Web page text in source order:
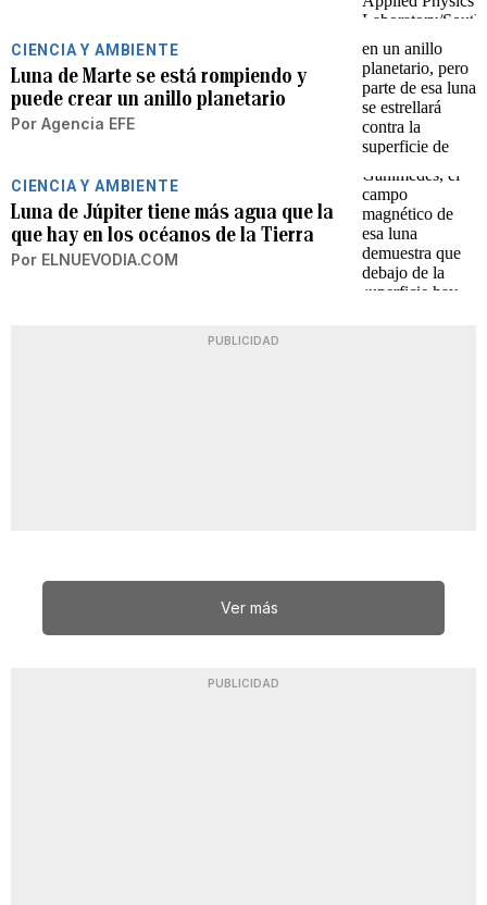
CIENCIA Y AMBIENTE
Luna de Marte se está rompiendo y
puede crear un anillo planetario
Por Agencia EFE
CIENCIA Y AMBIENTE
Luna de Júpiter tiene más agua que la
que hay en los océanos de la Tierra
Por ELNUEVODIA.COM
PUBLICIDAD
Ver más
PUBLICIDAD